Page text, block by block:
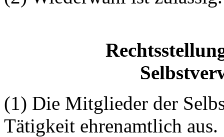
(1) Die Mitglieder der
Tätigkeit ehrenamtlich